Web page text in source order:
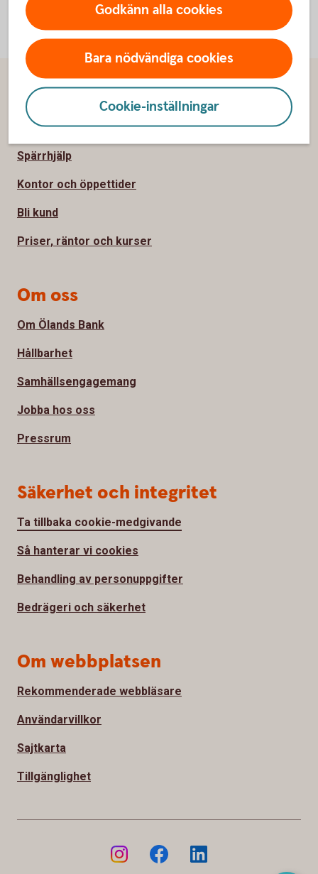
Godkänn alla cookies
Bara nödvändiga cookies
Cookie-inställningar
Sidfot
Hitta snabbt
Kontakta oss
Spärrhjälp
Kontor och öppettider
Bli kund
Priser, räntor och kurser
Om oss
Om Ölands Bank
Hållbarhet
Samhällsengagemang
Jobba hos oss
Pressrum
Säkerhet och integritet
Ta tillbaka cookie-medgivande
Så hanterar vi cookies
Behandling av personuppgifter
Bedrägeri och säkerhet
Om webbplatsen
Rekommenderade webbläsare
Användarvillkor
Sajtkarta
Tillgänglighet